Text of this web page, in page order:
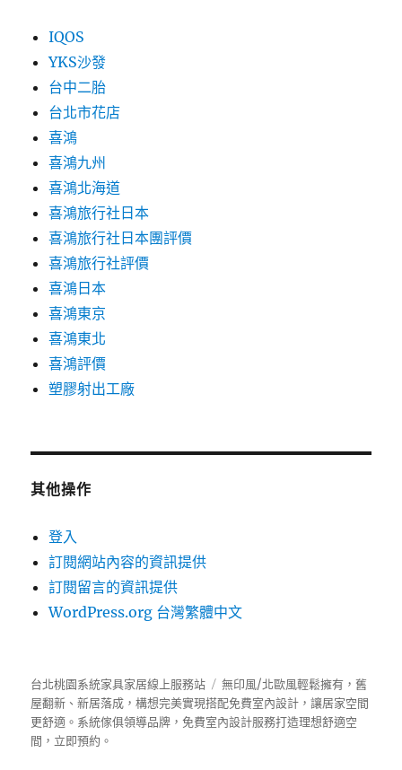
IQOS
YKS沙發
台中二胎
台北市花店
喜鴻
喜鴻九州
喜鴻北海道
喜鴻旅行社日本
喜鴻旅行社日本團評價
喜鴻旅行社評價
喜鴻日本
喜鴻東京
喜鴻東北
喜鴻評價
塑膠射出工廠
其他操作
登入
訂閱網站內容的資訊提供
訂閱留言的資訊提供
WordPress.org 台灣繁體中文
台北桃園系統家具家居線上服務站
無印風/北歐風輕鬆擁有，舊
屋翻新、新居落成，構想完美實現搭配免費室內設計，讓居家空間
更舒適。 系統傢俱領導品牌，免費室內設計服務打造理想舒適空
間，立即預約。